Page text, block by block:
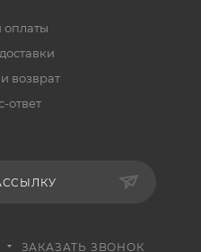
оплаты
возврат
ответ
ЗАКАЗАТЬ ЗВОНОК